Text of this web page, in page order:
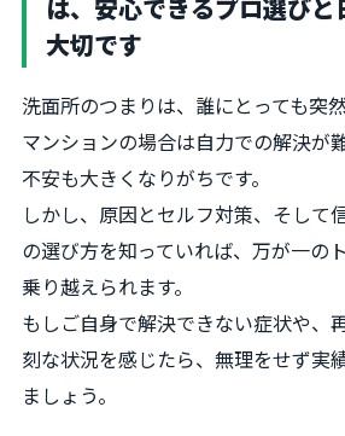
は、安心できるプロ選び
大切です
洗面所のつまりは、誰にとっても突
マンションの場合は自力での解決が
不安も大きくなりがちです。
しかし、原因とセルフ対策、そして
の選び方を知っていれば、万が一の
乗り越えられます。
もしご自身で解決できない症状や、
刻な状況を感じたら、無理をせず実
ましょう。